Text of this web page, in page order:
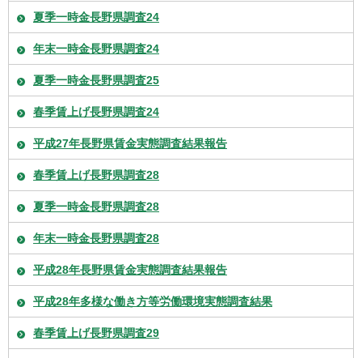
夏季一時金長野県調査24
年末一時金長野県調査24
夏季一時金長野県調査25
春季賃上げ長野県調査24
平成27年長野県賃金実態調査結果報告
春季賃上げ長野県調査28
夏季一時金長野県調査28
年末一時金長野県調査28
平成28年長野県賃金実態調査結果報告
平成28年多様な働き方等労働環境実態調査結果
春季賃上げ長野県調査29